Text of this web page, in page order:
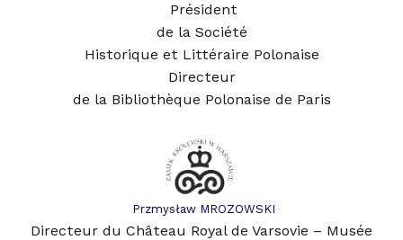
Président
de la Société
Historique et Littéraire Polonaise
Directeur
de la Bibliothèque Polonaise de Paris
Przmysław MROZOWSKI
Directeur du Château Royal de Varsovie – Musée